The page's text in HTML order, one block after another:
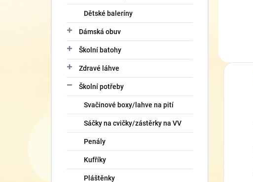
Dětské baleríny
Dámská obuv
Školní batohy
Zdravé láhve
Školní potřeby
Svačinové boxy/lahve na pití
Sáčky na cvičky/zástěrky na VV
Penály
Kufříky
Pláštěnky